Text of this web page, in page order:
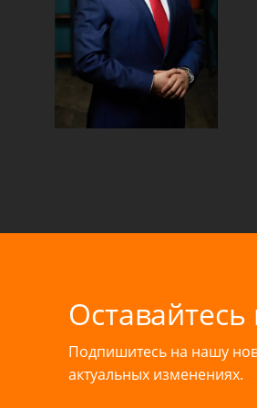
Подпишитесь на нашу
актуальных изменениях.